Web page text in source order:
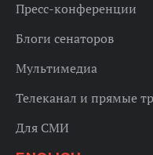
Пресс-конференции
Блоги сенаторов
Мультимедиа
Телеканал и прямые
Для СМИ